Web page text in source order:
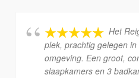
Het
plek, prachtig gelegen
omgeving. Een groot,
slaapkamers en 3